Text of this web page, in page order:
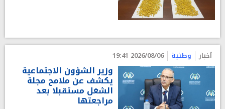
أخبار وطنية 2026/08/06 19:41
وزير الشؤون الاجتماعية
يكشف عن ملامح مجلة
الشغل مستقبلا بعد
مراجعتها